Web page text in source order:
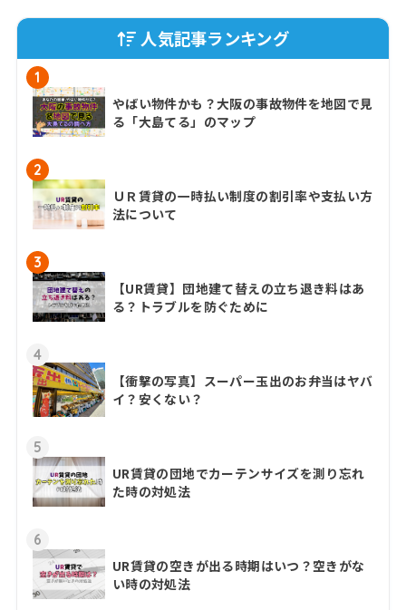
人気記事ランキング
1
やばい物件かも？大阪の事故物件を地図で見
る「大島てる」のマップ
2
ＵＲ賃貸の一時払い制度の割引率や支払い方
法について
3
【UR賃貸】団地建て替えの立ち退き料はあ
る？トラブルを防ぐために
4
【衝撃の写真】スーパー玉出のお弁当はヤバ
イ？安くない？
5
UR賃貸の団地でカーテンサイズを測り忘れ
た時の対処法
6
UR賃貸の空きが出る時期はいつ？空きがな
い時の対処法